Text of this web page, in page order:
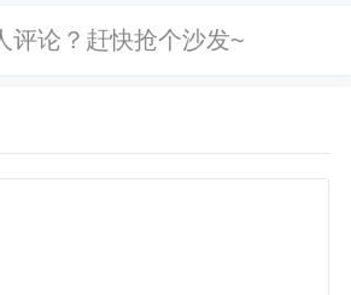
容。那到底手机游戏破解版大全是个啥